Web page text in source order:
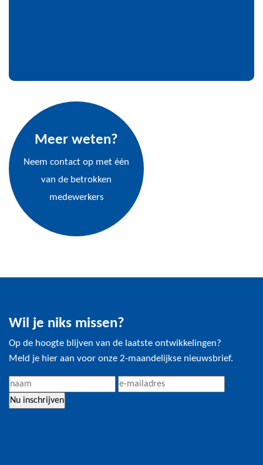
Meer weten?
Neem contact op met één
van de betrokken
medewerkers
Wil je niks missen?
Op de hoogte blijven van de laatste ontwikkelingen?
Meld je hier aan voor onze 2-maandelijkse nieuwsbrief.